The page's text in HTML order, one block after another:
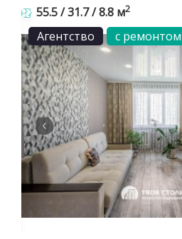
55.5 / 31.7 / 8.8 м2
Агентство
с ремонтом